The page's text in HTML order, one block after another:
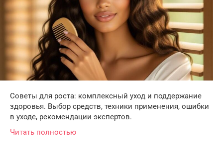
Советы для роста: комплексный уход и поддержание
здоровья. Выбор средств, техники применения, ошибки
в уходе, рекомендации экспертов.
Читать полностью